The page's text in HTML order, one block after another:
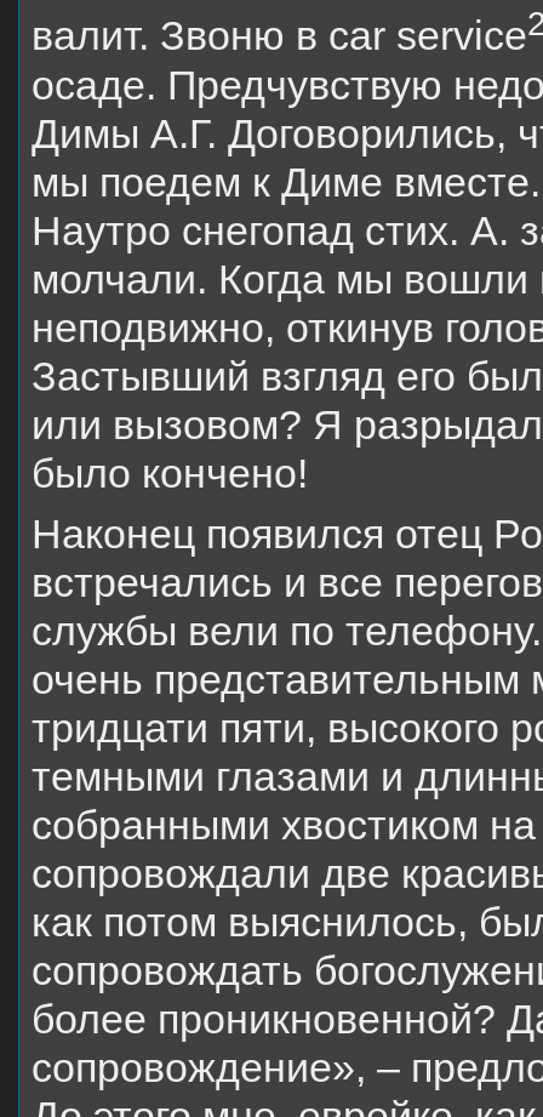
валит. Звоню в car service
осаде. Предчувствую
Димы А.Г. Договорились,
мы поедем к Диме
Наутро снегопад стих. А.
молчали. Когда мы вошли
неподвижно, откинув
Застывший взгляд его
или вызовом? Я
было кончено!
Наконец появился отец
встречались и все
службы вели по
очень
тридцати пяти, высокого
темными глазами и
собранными хвостиком
сопровождали две
как потом выяснилось,
сопровождать
более проникновенной?
сопровождение», –